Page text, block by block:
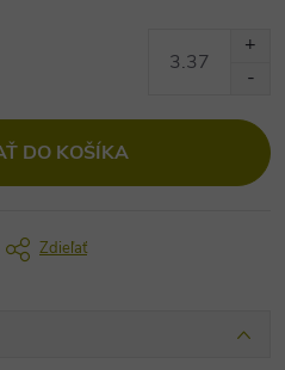
DO KOŠÍKA
Zdieľať